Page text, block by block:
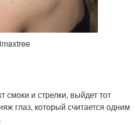
смоки и стрелки, выйдет тот
глаз, который считается одним